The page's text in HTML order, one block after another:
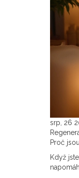
srp, 26
Proč
Když